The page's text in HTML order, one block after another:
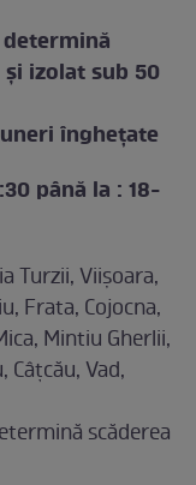
izolat sub 50
îngheţate
până la : 18-
Turzii, Viișoara,
Frata, Cojocna,
Mintiu Gherlii,
Câțcău, Vad,
scăderea